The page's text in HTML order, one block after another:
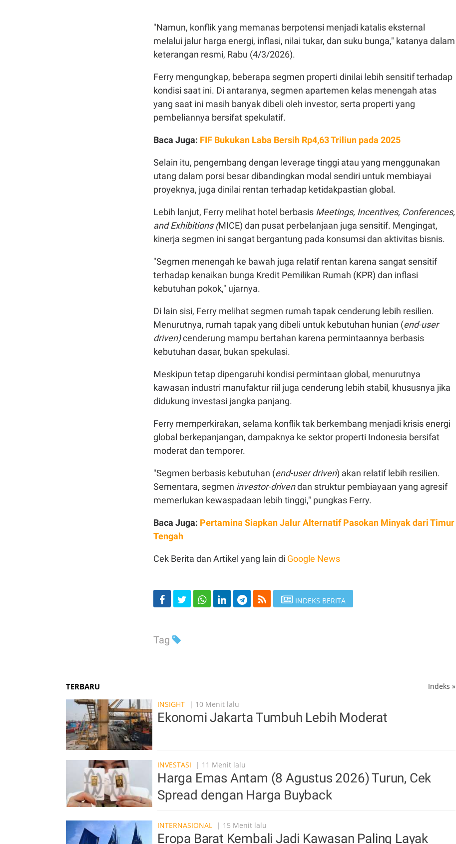
"Namun, konflik yang memanas berpotensi menjadi katalis eksternal
melalui jalur harga energi, inflasi, nilai tukar, dan suku bunga," katanya dalam
keterangan resmi, Rabu (4/3/2026).
Ferry mengungkap, beberapa segmen properti dinilai lebih sensitif terhadap
kondisi saat ini. Di antaranya, segmen apartemen kelas menengah atas
yang saat ini masih banyak dibeli oleh investor, serta properti yang
pembeliannya bersifat spekulatif.
Baca Juga: FIF Bukukan Laba Bersih Rp4,63 Triliun pada 2025
Selain itu, pengembang dengan leverage tinggi atau yang menggunakan
utang dalam porsi besar dibandingkan modal sendiri untuk membiayai
proyeknya, juga dinilai rentan terhadap ketidakpastian global.
Lebih lanjut, Ferry melihat hotel berbasis Meetings, Incentives, Conferences,
and Exhibitions (MICE) dan pusat perbelanjaan juga sensitif. Mengingat,
kinerja segmen ini sangat bergantung pada konsumsi dan aktivitas bisnis.
"Segmen menengah ke bawah juga relatif rentan karena sangat sensitif
terhadap kenaikan bunga Kredit Pemilikan Rumah (KPR) dan inflasi
kebutuhan pokok," ujarnya.
Di lain sisi, Ferry melihat segmen rumah tapak cenderung lebih resilien.
Menurutnya, rumah tapak yang dibeli untuk kebutuhan hunian (end-user
driven)cenderung mampu bertahan karena permintaannya berbasis
kebutuhan dasar, bukan spekulasi.
Meskipun tetap dipengaruhi kondisi permintaan global, menurutnya
kawasan industri manufaktur riil juga cenderung lebih stabil, khususnya jika
didukung investasi jangka panjang.
Ferry memperkirakan, selama konflik tak berkembang menjadi krisis energi
global berkepanjangan, dampaknya ke sektor properti Indonesia bersifat
moderat dan temporer.
"Segmen berbasis kebutuhan (end-user driven) akan relatif lebih resilien.
Sementara, segmen investor-drivendan struktur pembiayaan yang agresif
memerlukan kewaspadaan lebih tinggi," pungkas Ferry.
Baca Juga: Pertamina Siapkan Jalur Alternatif Pasokan Minyak dari Timur
Tengah
Cek Berita dan Artikel yang lain di Google News
INDEKS BERITA
Tag
TERBARU Indeks »
INSIGHT
| 10 Menit lalu
Ekonomi Jakarta Tumbuh Lebih Moderat
INVESTASI | 11 Menit lalu
Harga Emas Antam (8 Agustus 2026) Turun, Cek
Spread dengan Harga Buyback
INTERNASIONAL | 15 Menit lalu
Eropa Barat Kembali Jadi Kawasan Paling Layak